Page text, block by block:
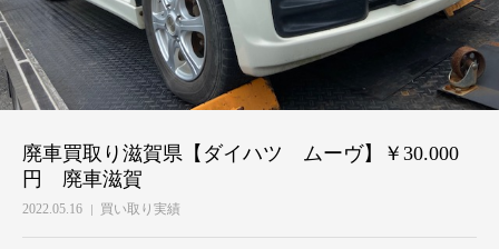
廃車買取り滋賀県【ダイハツ ムーヴ】￥30.000
円 廃車滋賀
2022.05.16 買い取り実績